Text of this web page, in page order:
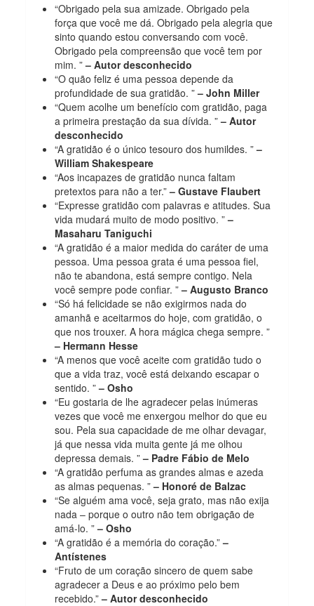
“Obrigado pela sua amizade. Obrigado pela
força que você me dá. Obrigado pela alegria que
sinto quando estou conversando com você.
Obrigado pela compreensão que você tem por
mim. ”– Autor desconhecido
“O quão feliz é uma pessoa depende da
profundidade de sua gratidão. ”– John Miller
“Quem acolhe um benefício com gratidão, paga
a primeira prestação da sua dívida. ”– Autor
desconhecido
“A gratidão é o único tesouro dos humildes. ”–
William Shakespeare
“Aos incapazes de gratidão nunca faltam
pretextos para não a ter.”– Gustave Flaubert
“Expresse gratidão com palavras e atitudes. Sua
vida mudará muito de modo positivo. ”–
Masaharu Taniguchi
“A gratidão é a maior medida do caráter de uma
pessoa. Uma pessoa grata é uma pessoa fiel,
não te abandona, está sempre contigo. Nela
você sempre pode confiar. ”– Augusto Branco
“Só há felicidade se não exigirmos nada do
amanhã e aceitarmos do hoje, com gratidão, o
que nos trouxer. A hora mágica chega sempre. ”
– Hermann Hesse
“A menos que você aceite com gratidão tudo o
que a vida traz, você está deixando escapar o
sentido. ”– Osho
“Eu gostaria de lhe agradecer pelas inúmeras
vezes que você me enxergou melhor do que eu
sou. Pela sua capacidade de me olhar devagar,
já que nessa vida muita gente já me olhou
depressa demais. ”– Padre Fábio de Melo
“A gratidão perfuma as grandes almas e azeda
as almas pequenas. ”– Honoré de Balzac
“Se alguém ama você, seja grato, mas não exija
nada – porque o outro não tem obrigação de
amá-lo. ”– Osho
“A gratidão é a memória do coração.”–
Antístenes
“Fruto de um coração sincero de quem sabe
agradecer a Deus e ao próximo pelo bem
recebido.”– Autor desconhecido